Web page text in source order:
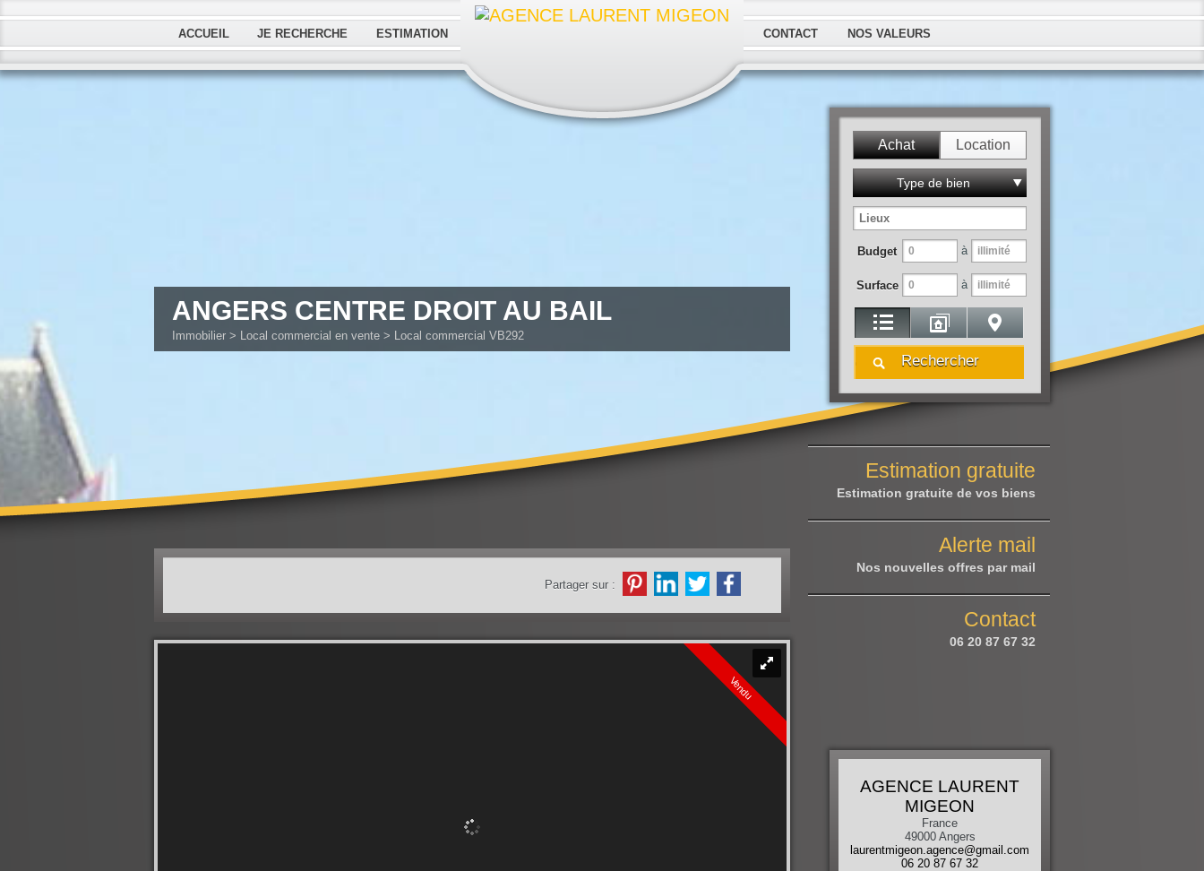
ACCUEIL JE RECHERCHE ESTIMATION CONTACT NOS VALEURS
Achat Location
Type de bien
Budget à
Surface à
Estimation gratuite
Estimation gratuite de vos biens
Alerte mail
Nos nouvelles offres par mail
Contact
06 20 87 67 32
AGENCE LAURENT
MIGEON
France
49000 Angers
laurentmigeon.agence@gmail.com
06 20 87 67 32
ANGERS CENTRE DROIT AU BAIL
Immobilier > Local commercial en vente > Local commercial VB292
Partager sur :
Vendu